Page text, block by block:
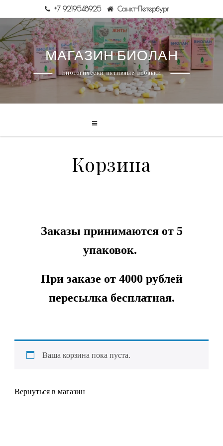
Skip
to
content
+7 9219548925 Санкт-Петербург
МАГАЗИН БИОЛАН
Биологически активные добавки
Корзина
Заказы принимаются от 5
упаковок.
При заказе от 4000 рублей
пересылка бесплатная.
Ваша корзина пока пуста.
Вернуться в магазин